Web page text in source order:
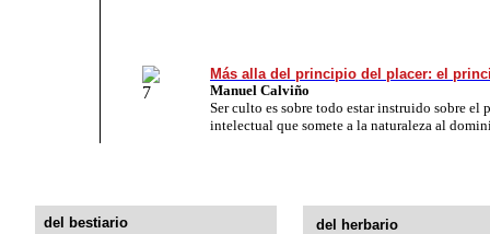
Más alla del principio del placer: el
Manuel Calviño
Ser culto es sobre todo estar instruido sobre el
intelectual que somete a la naturaleza al
del bestiario del herbario